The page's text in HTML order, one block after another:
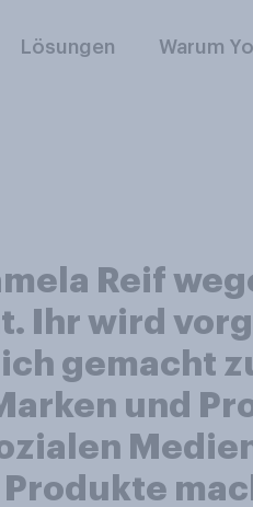
Lösungen Warum
Reif
Ihr wird
gemacht
und